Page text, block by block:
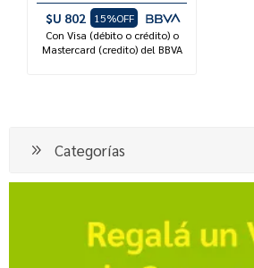
$U 802
15%OFF
Con Visa (débito o crédito) o
Mastercard (credito) del BBVA
Categorías